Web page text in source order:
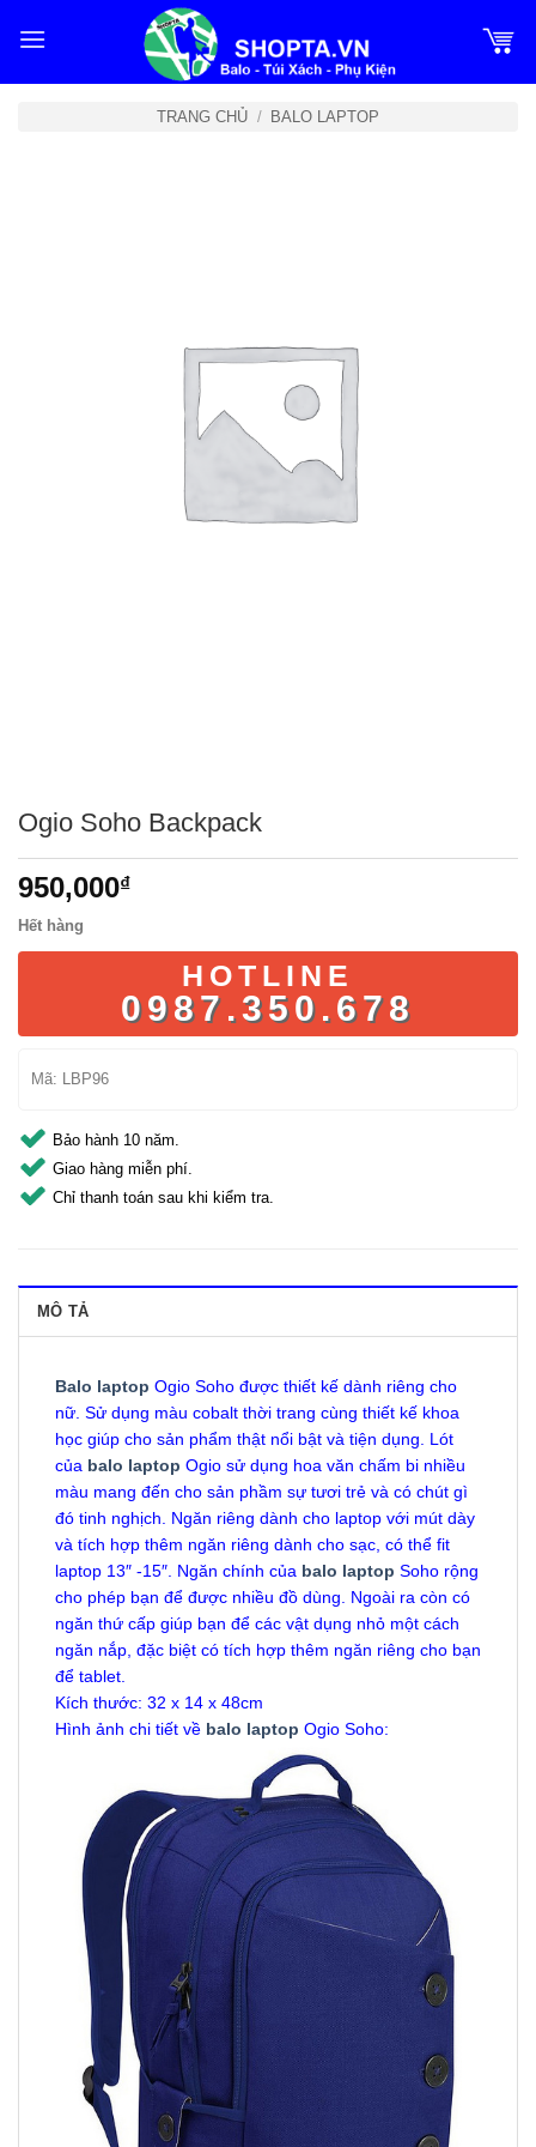
qua
TRANG CHỦ / BALO LAPTOP
Ogio Soho Backpack
950,000₫
Hết hàng
HOTLINE
0987.350.678
Mã: LBP96
Bảo hành 10 năm.
Giao hàng miễn phí.
Chỉ thanh toán sau khi kiểm tra.
MÔ TẢ
Balo laptop Ogio Soho được thiết kế dành riêng cho
nữ. Sử dụng màu cobalt thời trang cùng thiết kế khoa
học giúp cho sản phẩm thật nổi bật và tiện dụng. Lót
của balo laptop Ogio sử dụng hoa văn chấm bi nhiều
màu mang đến cho sản phầm sự tươi trẻ và có chút gì
đó tinh nghịch. Ngăn riêng dành cho laptop với mút dày
và tích hợp thêm ngăn riêng dành cho sạc, có thể fit
laptop 13″ -15″. Ngăn chính của balo laptop Soho rộng
cho phép bạn để được nhiều đồ dùng. Ngoài ra còn có
ngăn thứ cấp giúp bạn để các vật dụng nhỏ một cách
ngăn nắp, đặc biệt có tích hợp thêm ngăn riêng cho bạn
để tablet.
Kích thước: 32 x 14 x 48cm
Hình ảnh chi tiết về balo laptop Ogio Soho: